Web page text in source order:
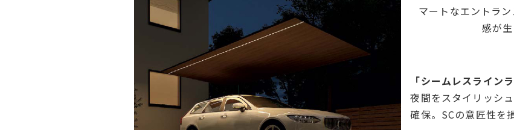
マートなエントラ
感が
「シームレスラインラ
夜間をスタイリッシ
確保。SCの意匠性を